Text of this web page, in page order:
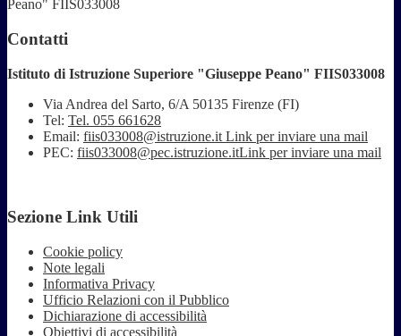
Peano" FIIS033008
Contatti
Istituto di Istruzione Superiore "Giuseppe Peano" FIIS033008
Via Andrea del Sarto, 6/A 50135 Firenze (FI)
Tel: Tel. 055 661628
Email: fiis033008@istruzione.it Link per inviare una mail
PEC: fiis033008@pec.istruzione.itLink per inviare una mail
Sezione Link Utili
Cookie policy
Note legali
Informativa Privacy
Ufficio Relazioni con il Pubblico
Dichiarazione di accessibilità
Obiettivi di accessibilità